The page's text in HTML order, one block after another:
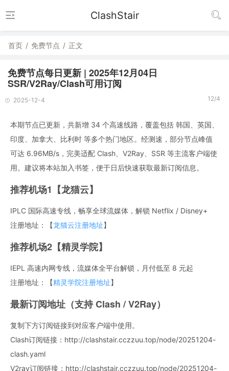
ClashStair
首页 / 免费节点 / 正文
免费节点每日更新 | 2025年12月04日
SSR/V2Ray/Clash可用订阅
2025-12-4 12/4
本期节点已更新，共新增 34 个高速线路，覆盖包括 韩国、英国、
印度、加拿大、比利时 等多个热门地区。经测速，部分节点峰值
可达 6.96MB/s，完美适配 Clash、V2Ray、SSR 等主流客户端使
用。建议将本站加入书签，便于日后快速获取最新订阅信息。
推荐机场1【龙猫云】
IPLC 国际高速专线，畅享全球流媒体，解锁 Netflix / Disney+
注册地址：【龙猫云注册地址】
推荐机场2【精灵学院】
IEPL 高速内网专线，流媒体全平台解锁，月付低至 8 元起
注册地址：【精灵学院注册地址】
最新订阅地址（支持 Clash / V2Ray）
复制下方订阅链接到对应客户端中使用。
Clash订阅链接：http://clashstair.cczzuu.top/node/20251204-
clash.yaml
V2ray订阅链接：http://clashstair.cczzuu.top/node/20251204-